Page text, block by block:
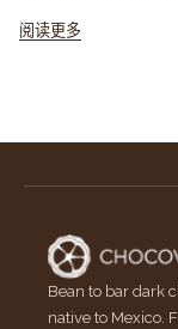
阅读更多
Bean to bar dark
native to Mexico.